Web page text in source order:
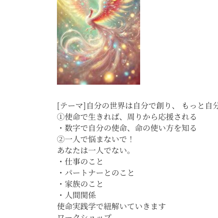
[テーマ]自分の世界は自分で創り、 もっと自
①使命で生きれば、周りから応援される
・数字で自分の使命、命の使い方を知る
②一人で悩まないで！
あなたは一人でない。
・仕事のこと
・パートナーとのこと
・家族のこと
・人間関係
使命実践学で紐解いていきます